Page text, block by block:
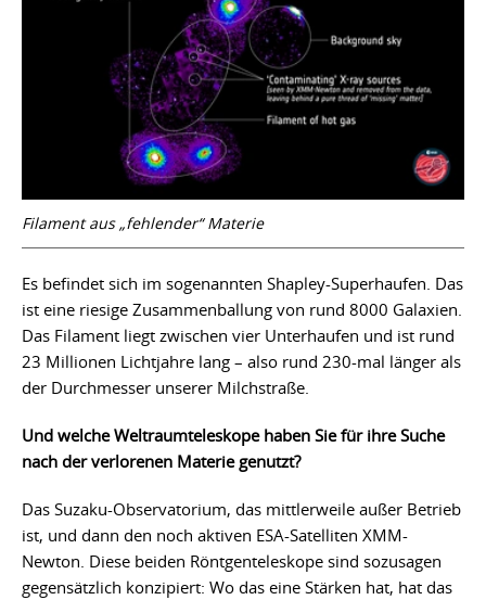
Filament aus „fehlender“ Materie
Es befindet sich im sogenannten Shapley-Superhaufen. Das
ist eine riesige Zusammenballung von rund 8000 Galaxien.
Das Filament liegt zwischen vier Unterhaufen und ist rund
23 Millionen Lichtjahre lang – also rund 230-mal länger als
der Durchmesser unserer Milchstraße.
Und welche Weltraumteleskope haben Sie für ihre Suche
nach der verlorenen Materie genutzt?
Das Suzaku-Observatorium, das mittlerweile außer Betrieb
ist, und dann den noch aktiven ESA-Satelliten XMM-
Newton. Diese beiden Röntgenteleskope sind sozusagen
gegensätzlich konzipiert: Wo das eine Stärken hat, hat das